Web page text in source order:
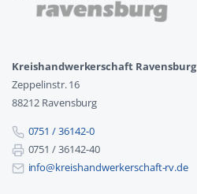
Kreishandwerkerschaft Ravensburg
Zeppelinstr. 16
88212 Ravensburg
0751 / 36142-0
0751 / 36142-40
info@kreishandwerkerschaft-rv.de